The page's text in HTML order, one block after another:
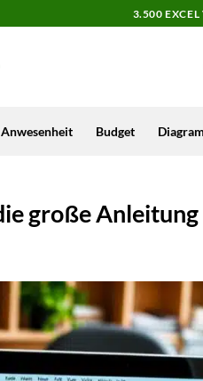
3.500
Anwesenheit Budget
große Anleitung